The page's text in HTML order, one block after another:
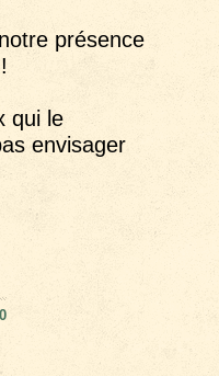
présence
qui le
envisager
0